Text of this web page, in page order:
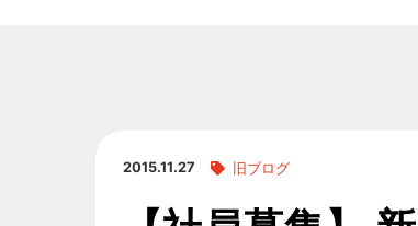
2015.11.27 旧ブログ